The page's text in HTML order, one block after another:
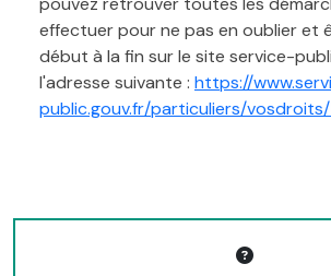
effectuer pour ne pas en oublier et
début à la fin sur le site service-
l'adresse suivante : https://
public.gouv.fr/particuliers/vosdroits/